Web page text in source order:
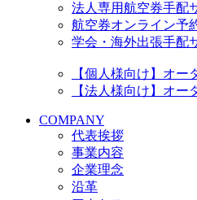
法人専用航空券手配
航空券オンライン予
学会・海外出張手配
【個人様向け】オー
【法人様向け】オー
COMPANY
代表挨拶
事業内容
企業理念
沿革